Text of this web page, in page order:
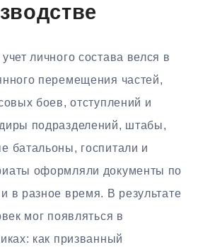
личного состава велся в
перемещения частей,
боев, отступлений и
подразделений, штабы,
батальоны, госпитали и
оформляли документы по
в разное время. В результате
мог появляться в
как призванный